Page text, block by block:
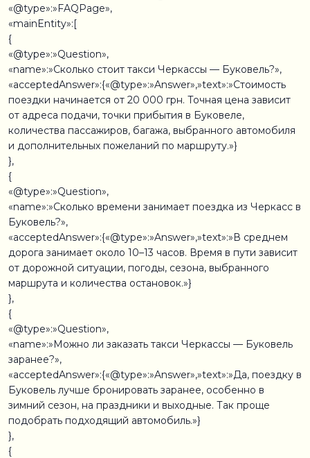
«@type»:»FAQPage»,
«mainEntity»:[
{
«@type»:»Question»,
«name»:»Сколько стоит такси Черкассы — Буковель?»,
«acceptedAnswer»:{«@type»:»Answer»,»text»:»Стоимость
поездки начинается от 20 000 грн. Точная цена зависит
от адреса подачи, точки прибытия в Буковеле,
количества пассажиров, багажа, выбранного автомобиля
и дополнительных пожеланий по маршруту.»}
},
{
«@type»:»Question»,
«name»:»Сколько времени занимает поездка из Черкасс в
Буковель?»,
«acceptedAnswer»:{«@type»:»Answer»,»text»:»В среднем
дорога занимает около 10–13 часов. Время в пути зависит
от дорожной ситуации, погоды, сезона, выбранного
маршрута и количества остановок.»}
},
{
«@type»:»Question»,
«name»:»Можно ли заказать такси Черкассы — Буковель
заранее?»,
«acceptedAnswer»:{«@type»:»Answer»,»text»:»Да, поездку в
Буковель лучше бронировать заранее, особенно в
зимний сезон, на праздники и выходные. Так проще
подобрать подходящий автомобиль.»}
},
{